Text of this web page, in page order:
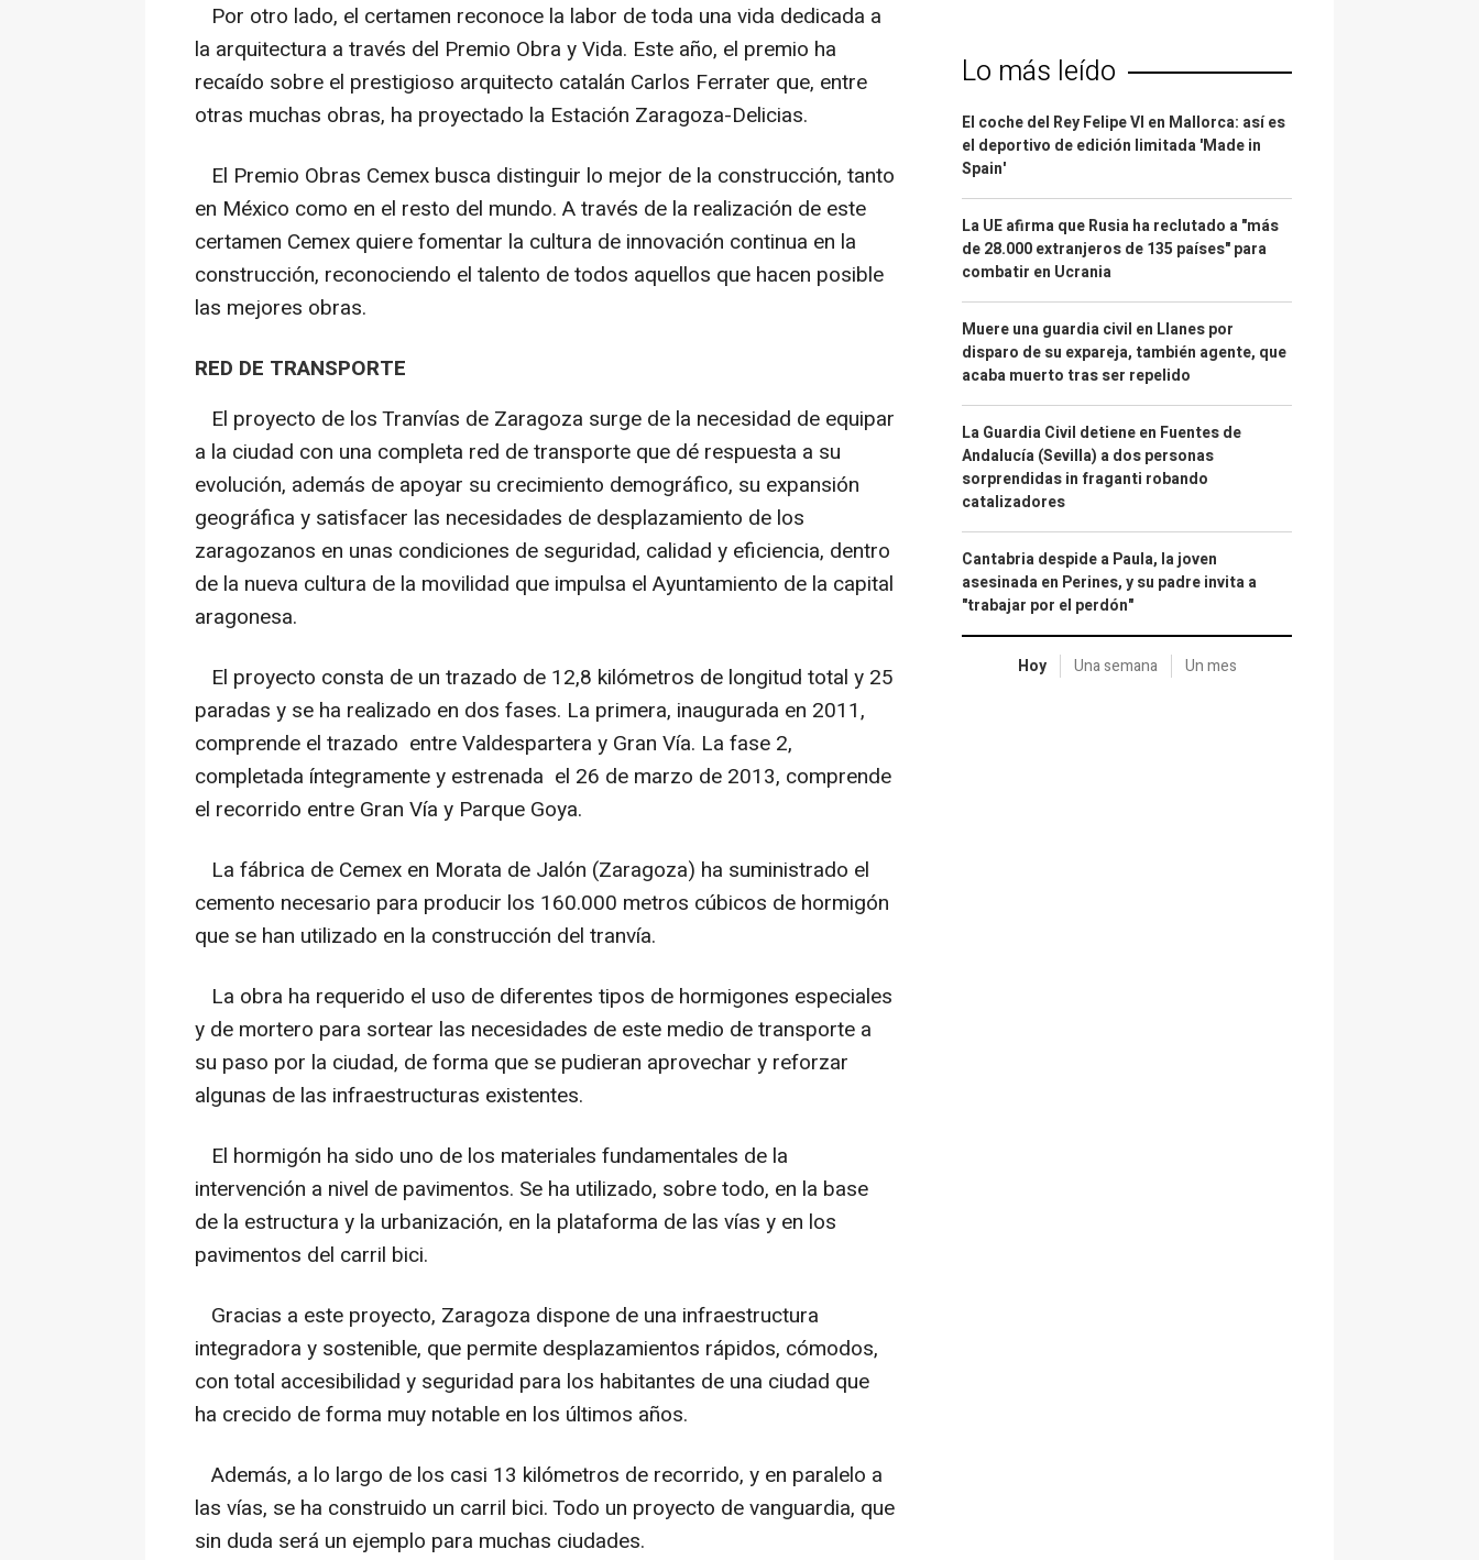
Por otro lado, el certamen reconoce la labor de toda una vida dedicada a
la arquitectura a través del Premio Obra y Vida. Este año, el premio ha
recaído sobre el prestigioso arquitecto catalán Carlos Ferrater que, entre
otras muchas obras, ha proyectado la Estación Zaragoza-Delicias.
El Premio Obras Cemex busca distinguir lo mejor de la construcción, tanto
en México como en el resto del mundo. A través de la realización de este
certamen Cemex quiere fomentar la cultura de innovación continua en la
construcción, reconociendo el talento de todos aquellos que hacen posible
las mejores obras.
RED DE TRANSPORTE
El proyecto de los Tranvías de Zaragoza surge de la necesidad de equipar
a la ciudad con una completa red de transporte que dé respuesta a su
evolución, además de apoyar su crecimiento demográfico, su expansión
geográfica y satisfacer las necesidades de desplazamiento de los
zaragozanos en unas condiciones de seguridad, calidad y eficiencia, dentro
de la nueva cultura de la movilidad que impulsa el Ayuntamiento de la capital
aragonesa.
El proyecto consta de un trazado de 12,8 kilómetros de longitud total y 25
paradas y se ha realizado en dos fases. La primera, inaugurada en 2011,
comprende el trazado entre Valdespartera y Gran Vía. La fase 2,
completada íntegramente y estrenada el 26 de marzo de 2013, comprende
el recorrido entre Gran Vía y Parque Goya.
La fábrica de Cemex en Morata de Jalón (Zaragoza) ha suministrado el
cemento necesario para producir los 160.000 metros cúbicos de hormigón
que se han utilizado en la construcción del tranvía.
La obra ha requerido el uso de diferentes tipos de hormigones especiales
y de mortero para sortear las necesidades de este medio de transporte a
su paso por la ciudad, de forma que se pudieran aprovechar y reforzar
algunas de las infraestructuras existentes.
El hormigón ha sido uno de los materiales fundamentales de la
intervención a nivel de pavimentos. Se ha utilizado, sobre todo, en la base
de la estructura y la urbanización, en la plataforma de las vías y en los
pavimentos del carril bici.
Gracias a este proyecto, Zaragoza dispone de una infraestructura
integradora y sostenible, que permite desplazamientos rápidos, cómodos,
con total accesibilidad y seguridad para los habitantes de una ciudad que
ha crecido de forma muy notable en los últimos años.
Además, a lo largo de los casi 13 kilómetros de recorrido, y en paralelo a
las vías, se ha construido un carril bici. Todo un proyecto de vanguardia, que
sin duda será un ejemplo para muchas ciudades.
Lo más leído
El coche del Rey Felipe VI en Mallorca: así es
el deportivo de edición limitada 'Made in
Spain'
La UE afirma que Rusia ha reclutado a "más
de 28.000 extranjeros de 135 países" para
combatir en Ucrania
Muere una guardia civil en Llanes por
disparo de su expareja, también agente, que
acaba muerto tras ser repelido
La Guardia Civil detiene en Fuentes de
Andalucía (Sevilla) a dos personas
sorprendidas in fraganti robando
catalizadores
Cantabria despide a Paula, la joven
asesinada en Perines, y su padre invita a
"trabajar por el perdón"
Hoy Una semana Un mes